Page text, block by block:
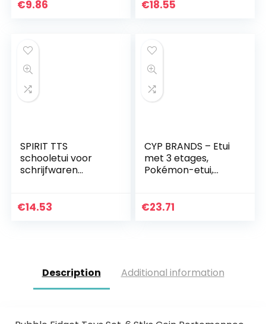
schrijf- en
€9.86 €18.55
SPIRIT TTS
schooletui voor
schrijfwaren
pennenhouder
€14.53
CYP BRANDS – Etui
met 3 etages,
Pokémon-etui,
€23.71
Description Additional information